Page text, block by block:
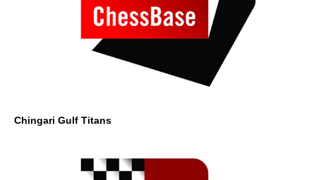
Chingari Gulf Titans